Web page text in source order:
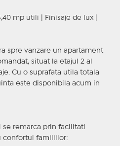
mp utili | Finisaje de lux |
spre vanzare un apartament
situat la etajul 2 al
Cu o suprafata utila totala
este disponibila acum in
se remarca prin facilitati
confortul familiilor: